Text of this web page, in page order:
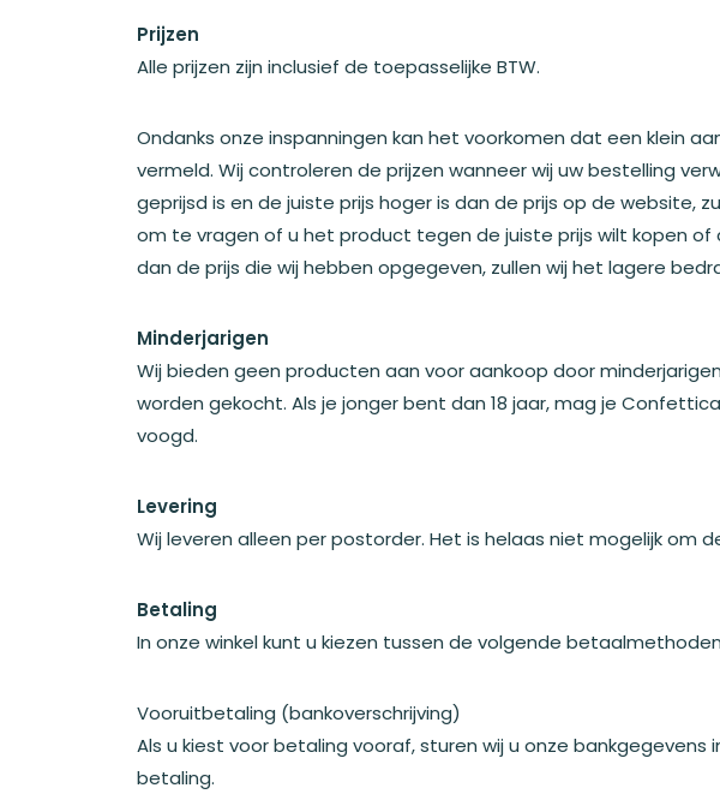
Prijzen
Alle prijzen zijn inclusief de toepasselijke BTW.
Ondanks onze inspanningen kan het voorkomen dat een klein
vermeld. Wij controleren de prijzen wanneer wij uw bestelling
geprijsd is en de juiste prijs hoger is dan de prijs op de
om te vragen of u het product tegen de juiste prijs wilt kopen of
dan de prijs die wij hebben opgegeven, zullen wij het lagere
Minderjarigen
Wij bieden geen producten aan voor aankoop door
worden gekocht. Als je jonger bent dan 18 jaar, mag je
voogd.
Levering
Wij leveren alleen per postorder. Het is helaas niet mogelijk om
Betaling
In onze winkel kunt u kiezen tussen de volgende
Vooruitbetaling (bankoverschrijving)
Als u kiest voor betaling vooraf, sturen wij u onze
betaling.